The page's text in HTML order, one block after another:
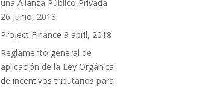
una Alianza Público Privada
26 junio, 2018
Project Finance 9 abril, 2018
Reglamento general de
aplicación de la Ley Orgánica
de incentivos tributarios para